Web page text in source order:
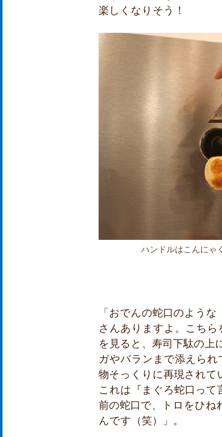
楽しくなりそう！
ハンドルはこんにゃ
「おでんの蛇口のよう
さんありますよ。こち
を見ると、寿司下駄の上
ガやバランまで添えら
物そっくりに再現され
これは『まぐろ蛇口って
前の蛇口で、トロをひね
んです（笑）」。